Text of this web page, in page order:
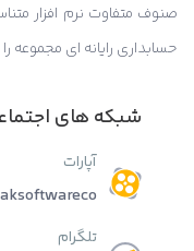
صنوف متفاوت نرم افزار
حسابداری رایانه ای مجموعه
شبکه های
آپارات
تلگرام